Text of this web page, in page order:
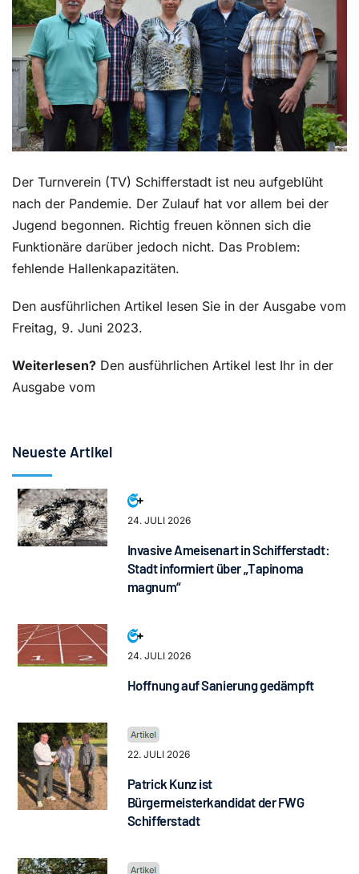
Der Turnverein (TV) Schifferstadt ist neu aufgeblüht
nach der Pandemie. Der Zulauf hat vor allem bei der
Jugend begonnen. Richtig freuen können sich die
Funktionäre darüber jedoch nicht. Das Problem:
fehlende Hallenkapazitäten.
Den ausführlichen Artikel lesen Sie in der Ausgabe vom
Freitag, 9. Juni 2023.
Weiterlesen? Den ausführlichen Artikel lest Ihr in der
Ausgabe vom
Neueste Artikel
24. JULI 2026
Invasive Ameisenart in Schifferstadt:
Stadt informiert über „Tapinoma
magnum“
24. JULI 2026
Hoffnung auf Sanierung gedämpft
22. JULI 2026
Patrick Kunz ist
Bürgermeisterkandidat der FWG
Schifferstadt